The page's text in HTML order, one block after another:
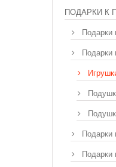
ПОДАРКИ К
Подарки
Подарки
Подарки
Подарки